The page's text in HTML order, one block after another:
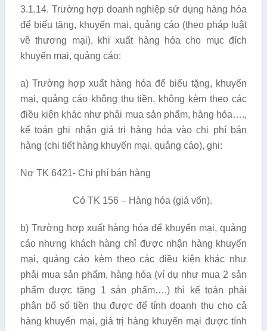
3.1.14. Trường hợp doanh nghiệp sử dụng hàng hóa
để biếu tặng, khuyến mại, quảng cáo (theo pháp luật
về thương mại), khi xuất hàng hóa cho mục đích
khuyến mại, quảng cáo:
a) Trường hợp xuất hàng hóa để biếu tặng, khuyến
mại, quảng cáo không thu tiền, không kèm theo các
điều kiện khác như phải mua sản phẩm, hàng hóa….,
kế toán ghi nhận giá trị hàng hóa vào chi phí bán
hàng (chi tiết hàng khuyến mại, quảng cáo), ghi:
Nợ TK 6421- Chi phí bán hàng
Có TK 156 – Hàng hóa (giá vốn).
b) Trường hợp xuất hàng hóa để khuyến mại, quảng
cáo nhưng khách hàng chỉ được nhận hàng khuyến
mại, quảng cáo kèm theo các điều kiện khác như
phải mua sản phẩm, hàng hóa (ví dụ như mua 2 sản
phẩm được tặng 1 sản phẩm….) thì kế toán phải
phân bổ số tiền thu được để tính doanh thu cho cả
hàng khuyến mại, giá trị hàng khuyến mại được tính